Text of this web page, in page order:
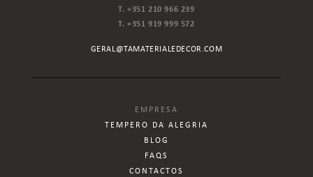
T. +351 210 966 239
T. +351 919 999 572
GERAL@TAMATERIALEDECOR.COM
EMPRESA
TEMPERO DA ALEGRIA
BLOG
FAQS
CONTACTOS